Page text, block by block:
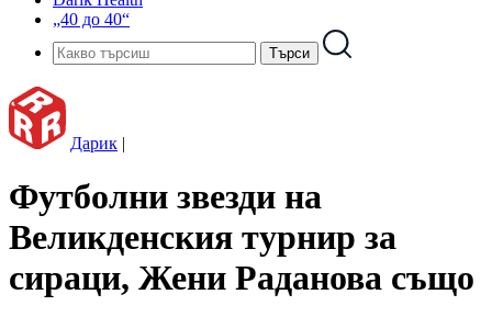
„40 до 40“
Дарик |
Футболни звезди на
Великденския турнир за
сираци, Жени Раданова също